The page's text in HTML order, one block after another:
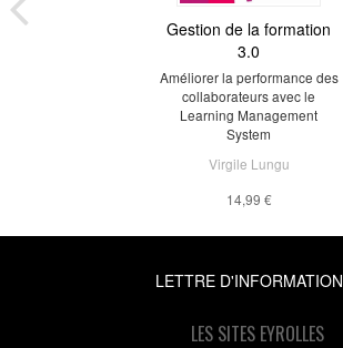
Gestion de la formation
3.0
Améliorer la performance des
collaborateurs avec le
Learning Management
System
Virgile Lungu
14,99 €
LETTRE D'INFORMATION
LES SITES EYROLLES